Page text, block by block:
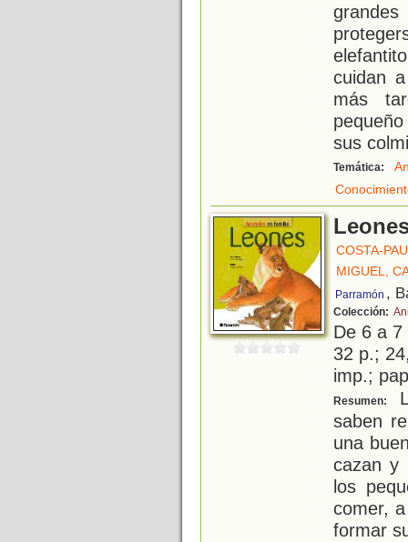
cuidan
más
sus
Temática:
COSTA-
MIGUEL,
Parramón ,
Colección:
De 6 a
32 p.;
imp.;
Resumen:
saben
una
cazan y
los
comer,
formar